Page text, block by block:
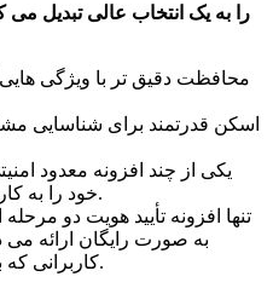
را به یک انتخاب عالی تبدیل می
محافظت دقیق تر با ویژگی
اسکن قدرتمند برای شناسایی
یکی از چند افزونه معدود
خود را به کاربران خاصی محدود می کند.
تنها افزونه تأیید هویت دو
به صورت رایگان ارائه می
کاربرانی که باید از آن استفاده کنند، دارد.